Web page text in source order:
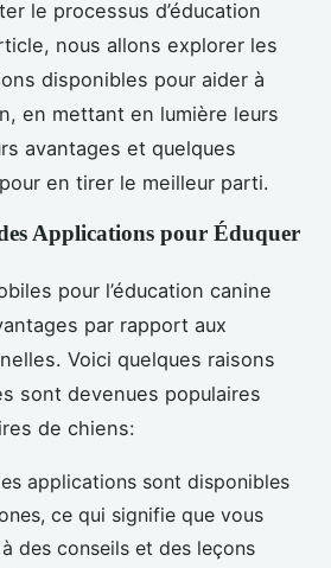
le processus d’éducation
nous allons explorer les
disponibles pour aider à
en mettant en lumière leurs
avantages et quelques
en tirer le meilleur parti.
Applications pour Éduquer
pour l’éducation canine
par rapport aux
Voici quelques raisons
sont devenues populaires
de chiens:
applications sont disponibles
ce qui signifie que vous
des conseils et des leçons